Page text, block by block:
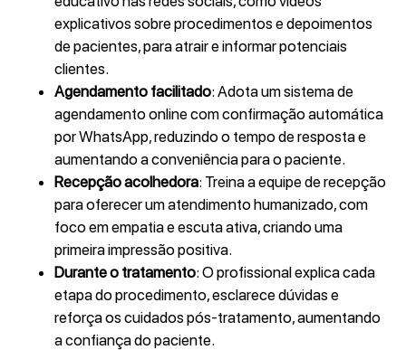
explicativos sobre procedimentos e depoimentos
de pacientes, para atrair e informar potenciais
clientes.
Agendamento facilitado: Adota um sistema de
agendamento online com confirmação automática
por WhatsApp, reduzindo o tempo de resposta e
aumentando a conveniência para o paciente.
Recepção acolhedora: Treina a equipe de recepção
para oferecer um atendimento humanizado, com
foco em empatia e escuta ativa, criando uma
primeira impressão positiva.
Durante o tratamento: O profissional explica cada
etapa do procedimento, esclarece dúvidas e
reforça os cuidados pós-tratamento, aumentando
a confiança do paciente.